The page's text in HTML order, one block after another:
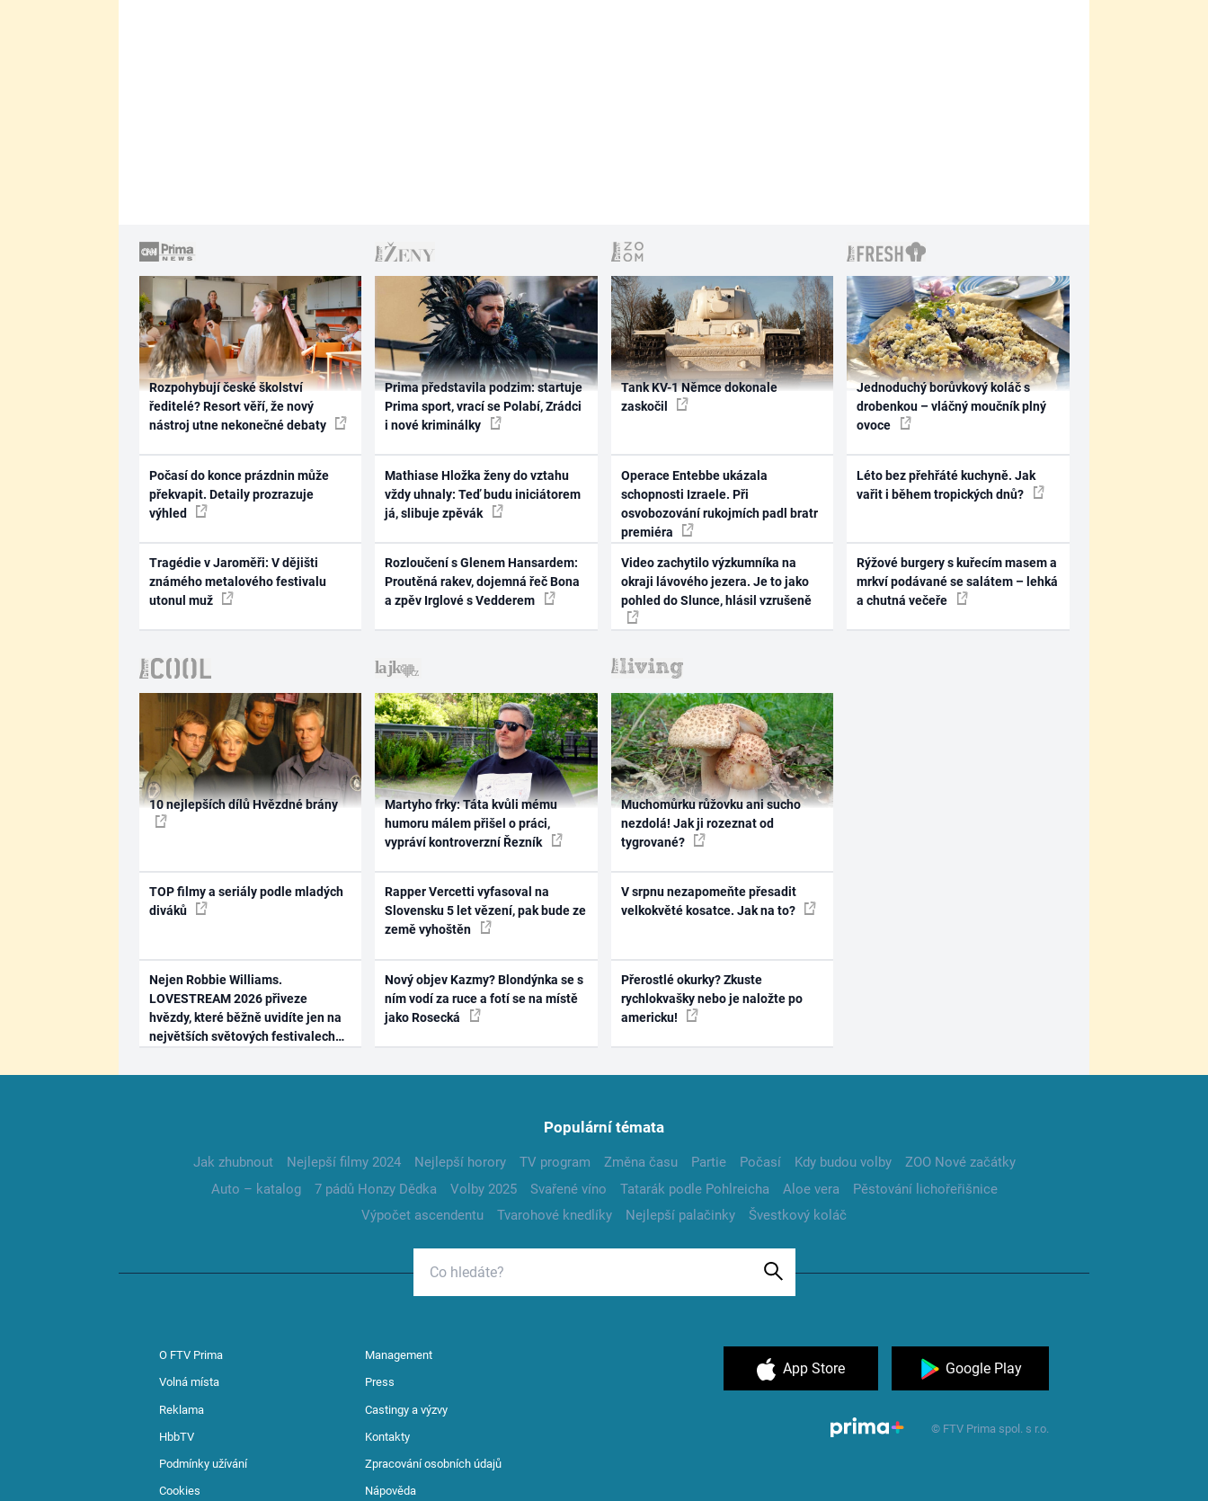
Rozpohybují české školství
ředitelé? Resort věří, že nový
nástroj utne nekonečné debaty
Počasí do konce prázdnin může
překvapit. Detaily prozrazuje
výhled
Tragédie v Jaroměři: V dějišti
známého metalového festivalu
utonul muž
Prima představila podzim: startuje
Prima sport, vrací se Polabí, Zrádci
i nové kriminálky
Mathiase Hložka ženy do vztahu
vždy uhnaly: Teď budu iniciátorem
já, slibuje zpěvák
Rozloučení s Glenem Hansardem:
Proutěná rakev, dojemná řeč Bona
a zpěv Irglové s Vedderem
Tank KV-1 Němce dokonale
zaskočil
Operace Entebbe ukázala
schopnosti Izraele. Při
osvobozování rukojmích padl bratr
premiéra
Video zachytilo výzkumníka na
okraji lávového jezera. Je to jako
pohled do Slunce, hlásil vzrušeně
Jednoduchý borůvkový koláč s
drobenkou – vláčný moučník plný
ovoce
Léto bez přehřáté kuchyně. Jak
vařit i během tropických dnů?
Rýžové burgery s kuřecím masem a
mrkví podávané se salátem – lehká
a chutná večeře
10 nejlepších dílů Hvězdné brány
TOP filmy a seriály podle mladých
diváků
Nejen Robbie Williams.
LOVESTREAM 2026 přiveze
hvězdy, které běžně uvidíte jen na
největších světových festivalech
Martyho frky: Táta kvůli mému
humoru málem přišel o práci,
vypráví kontroverzní Řezník
Rapper Vercetti vyfasoval na
Slovensku 5 let vězení, pak bude ze
země vyhoštěn
Nový objev Kazmy? Blondýnka se s
ním vodí za ruce a fotí se na místě
jako Rosecká
Muchomůrku růžovku ani sucho
nezdolá! Jak ji rozeznat od
tygrované?
V srpnu nezapomeňte přesadit
velkokvěté kosatce. Jak na to?
Přerostlé okurky? Zkuste
rychlokvašky nebo je naložte po
americku!
Populární témata
Jak zhubnout Nejlepší filmy 2024 Nejlepší horory TV program Změna času Partie Počasí Kdy budou volby
ZOO Nové začátky
Auto – katalog
7 pádů Honzy Dědka Volby 2025 Svařené víno Tatarák podle Pohlreicha Aloe vera
Pěstování lichořeřišnice
Výpočet ascendentu
Tvarohové knedlíky Nejlepší palačinky Švestkový koláč
O FTV Prima Management
Volná místa Press
Reklama Castingy a výzvy
HbbTV Kontakty
Podmínky užívání Zpracování osobních údajů
Cookies Nápověda
App Store Google Play
© FTV Prima spol. s r.o.